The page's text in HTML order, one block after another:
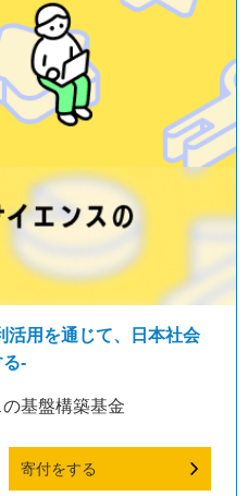
活用を通じて、日本社会
-
基盤構築基金
寄付をする